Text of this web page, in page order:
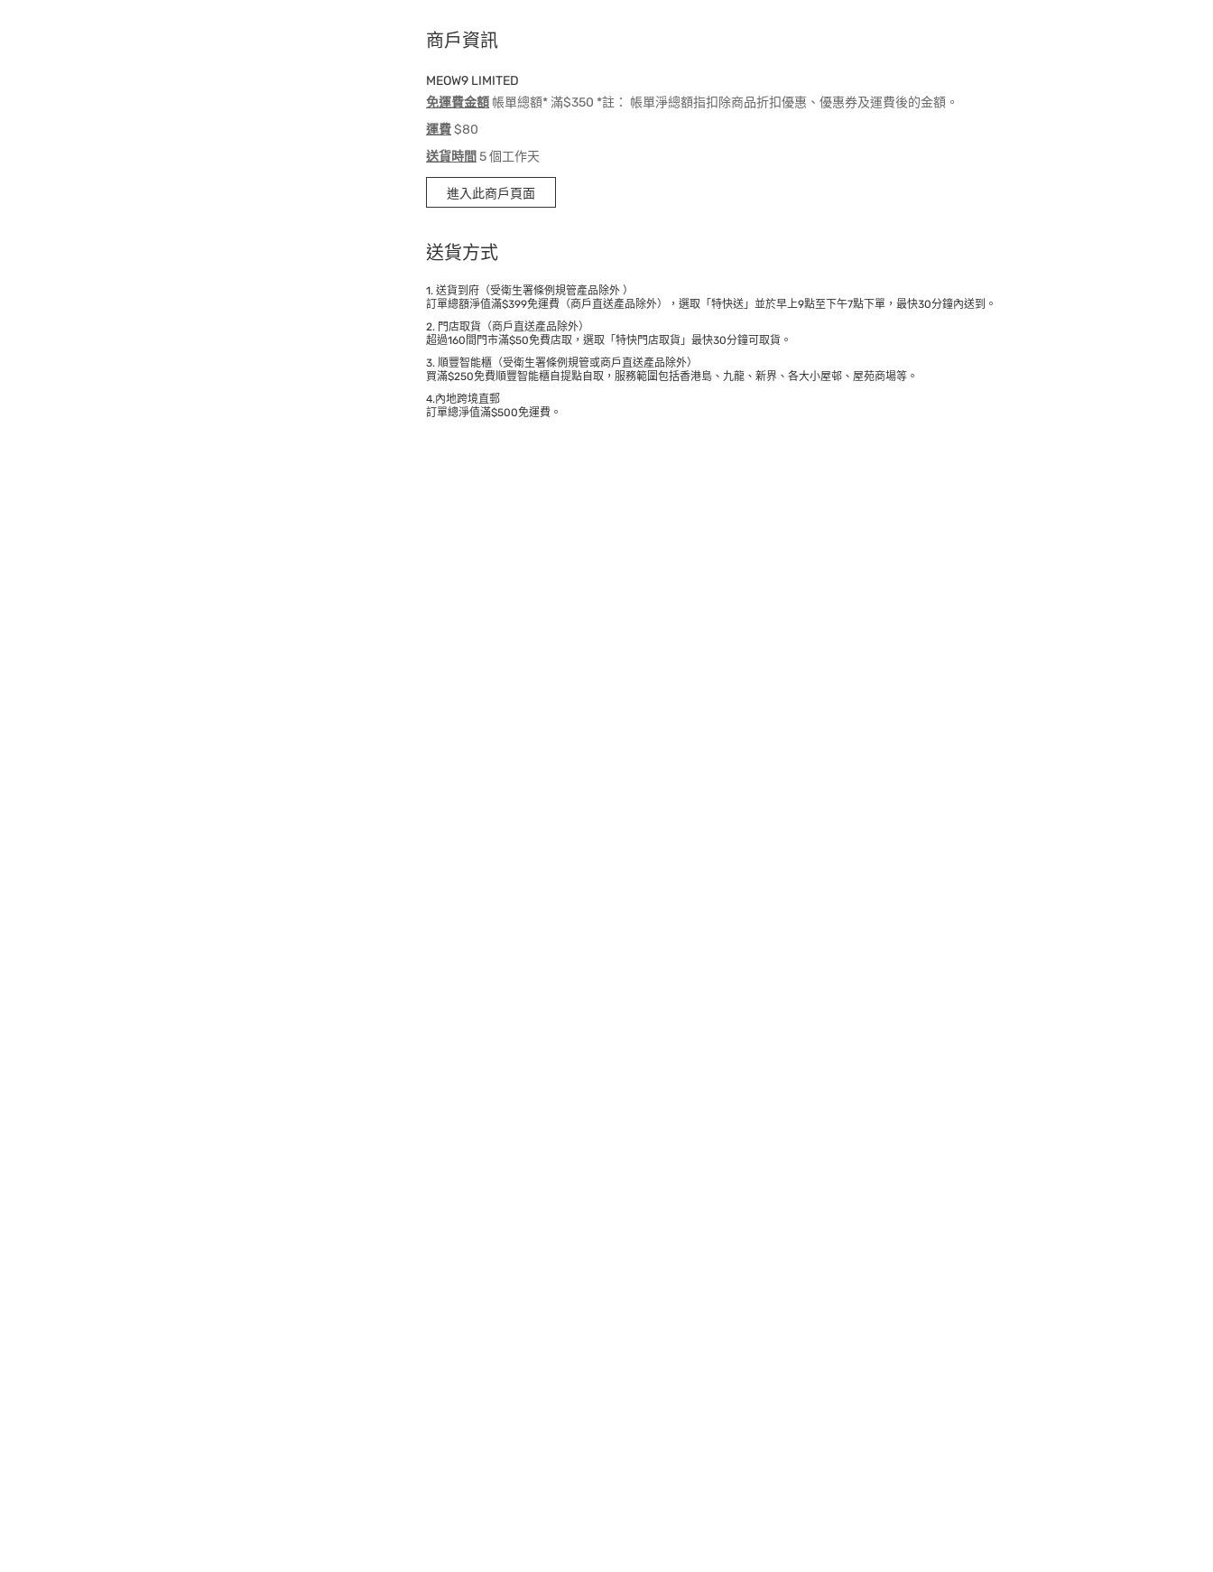
商戶資訊
MEOW9 LIMITED
免運費金額 帳單總額* 滿$350 *註： 帳單淨總額指扣除商品折扣優惠、優惠券及運費後的金額。
運費$80
送貨時間 5 個工作天
進入此商戶頁面
送貨方式
1. 送貨到府（受衛生署條例規管產品除外 ）
訂單總額淨值滿$399免運費（商戶直送產品除外），選取「特快送」並於早上9點至下午7點下單，最快30分鐘內送到​。
2. 門店取貨（商戶直送產品除外）
超過160間門市滿$50免費店取，選取「特快門店取貨」最快30分鐘可取貨。
3. 順豐智能櫃（受衛生署條例規管或商戶直送產品除外）
買滿$250免費順豐智能櫃自提點自取，服務範圍包括香港島、九龍、新界、各大小屋邨、屋苑商場等。
4.內地跨境直郵
訂單總淨值滿$500免運費。